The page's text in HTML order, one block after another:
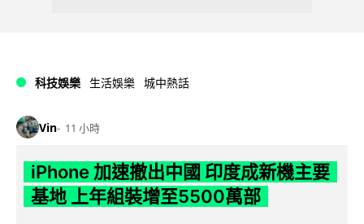
科技娛樂 生活娛樂 城中熱話
Vin 11 小時
iPhone 加速撤出中國 印度成新機主要
基地 上年組裝增至5500萬部